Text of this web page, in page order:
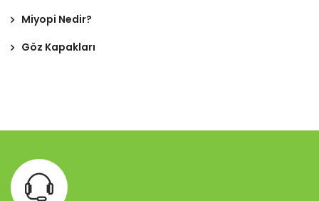
Miyopi Nedir?
Göz Kapakları